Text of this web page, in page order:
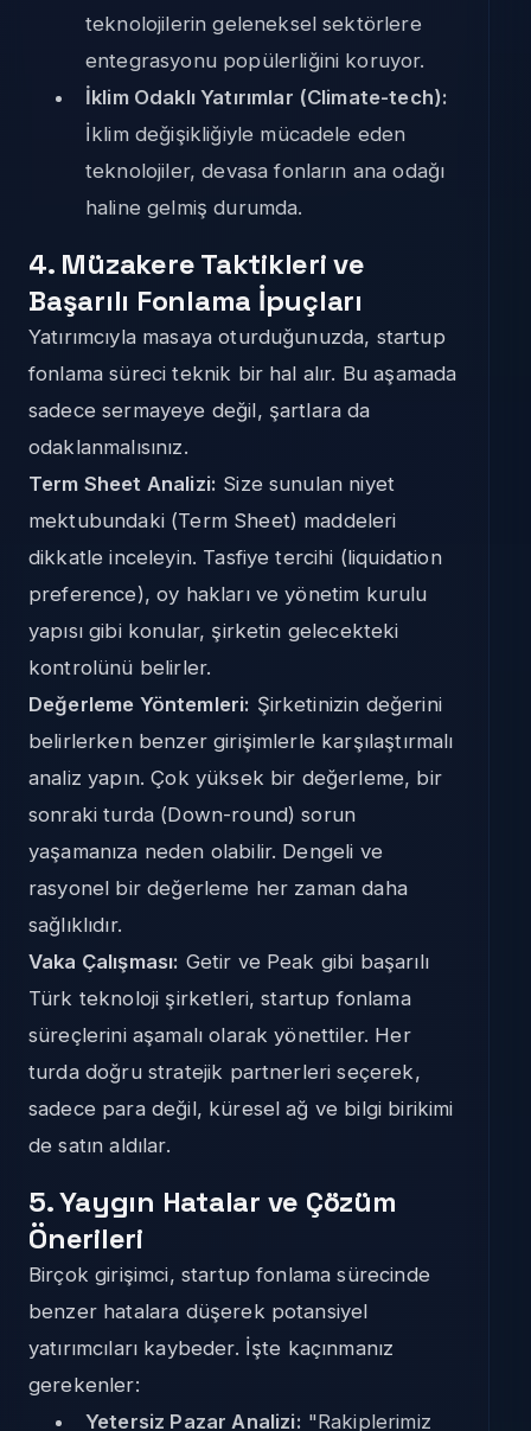
teknolojilerin geleneksel sektörlere
entegrasyonu popülerliğini koruyor.
İklim Odaklı Yatırımlar (Climate-tech):
İklim değişikliğiyle mücadele eden
teknolojiler, devasa fonların ana odağı
haline gelmiş durumda.
4. Müzakere Taktikleri ve
Başarılı Fonlama İpuçları
Yatırımcıyla masaya oturduğunuzda, startup
fonlama süreci teknik bir hal alır. Bu aşamada
sadece sermayeye değil, şartlara da
odaklanmalısınız.
Term Sheet Analizi: Size sunulan niyet
mektubundaki (Term Sheet) maddeleri
dikkatle inceleyin. Tasfiye tercihi (liquidation
preference), oy hakları ve yönetim kurulu
yapısı gibi konular, şirketin gelecekteki
kontrolünü belirler.
Değerleme Yöntemleri: Şirketinizin değerini
belirlerken benzer girişimlerle karşılaştırmalı
analiz yapın. Çok yüksek bir değerleme, bir
sonraki turda (Down-round) sorun
yaşamanıza neden olabilir. Dengeli ve
rasyonel bir değerleme her zaman daha
sağlıklıdır.
Vaka Çalışması: Getir ve Peak gibi başarılı
Türk teknoloji şirketleri, startup fonlama
süreçlerini aşamalı olarak yönettiler. Her
turda doğru stratejik partnerleri seçerek,
sadece para değil, küresel ağ ve bilgi birikimi
de satın aldılar.
5. Yaygın Hatalar ve Çözüm
Önerileri
Birçok girişimci, startup fonlama sürecinde
benzer hatalara düşerek potansiyel
yatırımcıları kaybeder. İşte kaçınmanız
gerekenler:
Yetersiz Pazar Analizi: "Rakiplerimiz